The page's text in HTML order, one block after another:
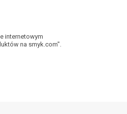
internetowym
na smyk.com".